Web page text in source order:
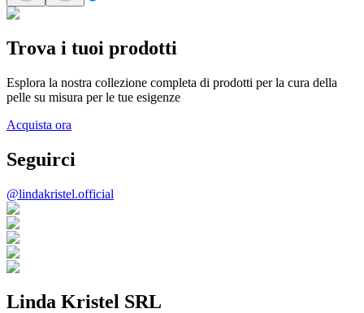
Trova i tuoi prodotti
Esplora la nostra collezione completa di prodotti per la cura della
pelle su misura per le tue esigenze
Acquista ora
Seguirci
@lindakristel.official
Linda Kristel SRL